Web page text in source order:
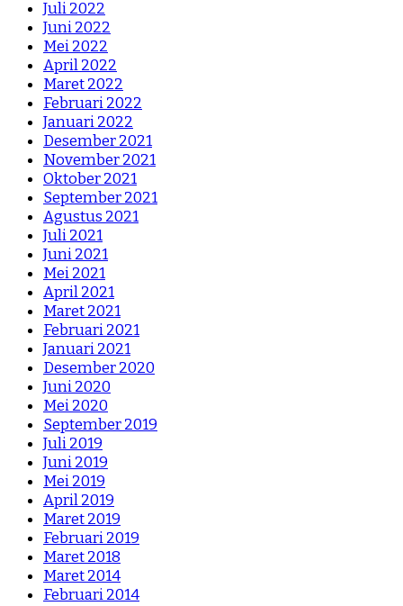
Juli 2022
Juni 2022
Mei 2022
April 2022
Maret 2022
Februari 2022
Januari 2022
Desember 2021
November 2021
Oktober 2021
September 2021
Agustus 2021
Juli 2021
Juni 2021
Mei 2021
April 2021
Maret 2021
Februari 2021
Januari 2021
Desember 2020
Juni 2020
Mei 2020
September 2019
Juli 2019
Juni 2019
Mei 2019
April 2019
Maret 2019
Februari 2019
Maret 2018
Maret 2014
Februari 2014